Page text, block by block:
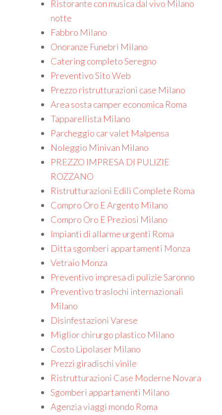
Ristorante con musica dal vivo Milano
notte
Fabbro Milano
Onoranze Funebri Milano
Catering completo Seregno
Preventivo Sito Web
Prezzo ristrutturazioni case Milano
Area sosta camper economica Roma
Tapparellista Milano
Parcheggio car valet Malpensa
Noleggio Minivan Milano
PREZZO IMPRESA DI PULIZIE
ROZZANO
Ristrutturazioni Edili Complete Roma
Compro Oro E Argento Milano
Compro Oro E Preziosi Milano
Impianti di allarme urgenti Roma
Ditta sgomberi appartamenti Monza
Vetraio Monza
Preventivo impresa di pulizie Saronno
Preventivo traslochi internazionali
Milano
Disinfestazioni Varese
Miglior chirurgo plastico Milano
Costo Lipolaser Milano
Prezzi giradischi vinile
Ristrutturazioni Case Moderne Novara
Sgomberi appartamenti Milano
Agenzia viaggi mondo Roma